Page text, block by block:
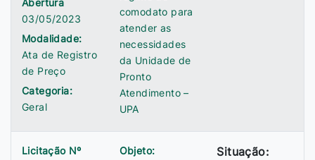
Abertura
03/05/2023
Modalidade:
Ata de Registro
de Preço
Categoria:
Geral
comodato para
atender as
necessidades
da Unidade de
Pronto
Atendimento –
UPA
Licitação Nº
Objeto:
Situação: